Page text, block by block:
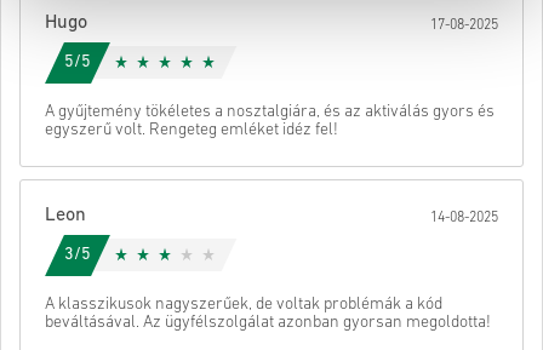
Ezután kapsz egy e-mailt egy biztonságos linkkel a kódod
eléréséhez.
Hugo 17-08-2025
5/5
A gyűjtemény tökéletes a nosztalgiára, és az aktiválás gyors és
egyszerű volt. Rengeteg emléket idéz fel!
Leon 14-08-2025
3/5
A klasszikusok nagyszerűek, de voltak problémák a kód
beváltásával. Az ügyfélszolgálat azonban gyorsan megoldotta!